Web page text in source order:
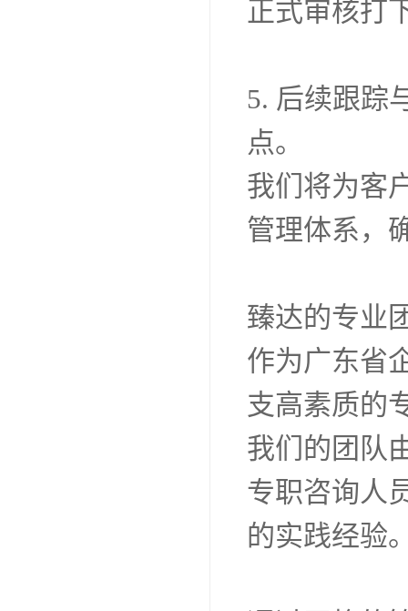
我们将指导
4. 模拟审核
室检验自身
正式审核打
5. 后续跟踪
点。
我们将为客
管理体系，
臻达的专业